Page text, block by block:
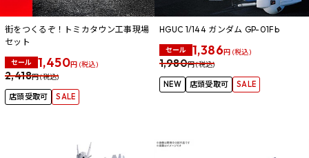
街をつくるぞ！トミカタウン工事現場
セット
セール 1,450円 (税込)
2,418円 (税込)
店頭受取可 SALE
HGUC 1/144 ガンダム GP-01Fb
セール 1,386円 (税込)
1,980円 (税込)
NEW 店頭受取可 SALE